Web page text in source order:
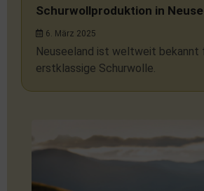
Schurwollproduktion in
6. März 2025
Neuseeland ist weltweit bekannt
erstklassige Schurwolle.